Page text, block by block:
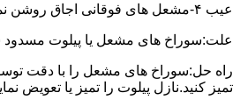
عیب ۴-مشعل های فوقانی اجاق روشن نمی شود
علت:سوراخ های مشعل یا پیلوت مسدود
راه حل:سوراخ های مشعل را با دقت
تمیز کنید.نازل پیلوت را تمیز یا تعویض